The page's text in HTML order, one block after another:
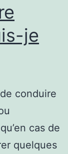
je
conduire
cas de
quelques